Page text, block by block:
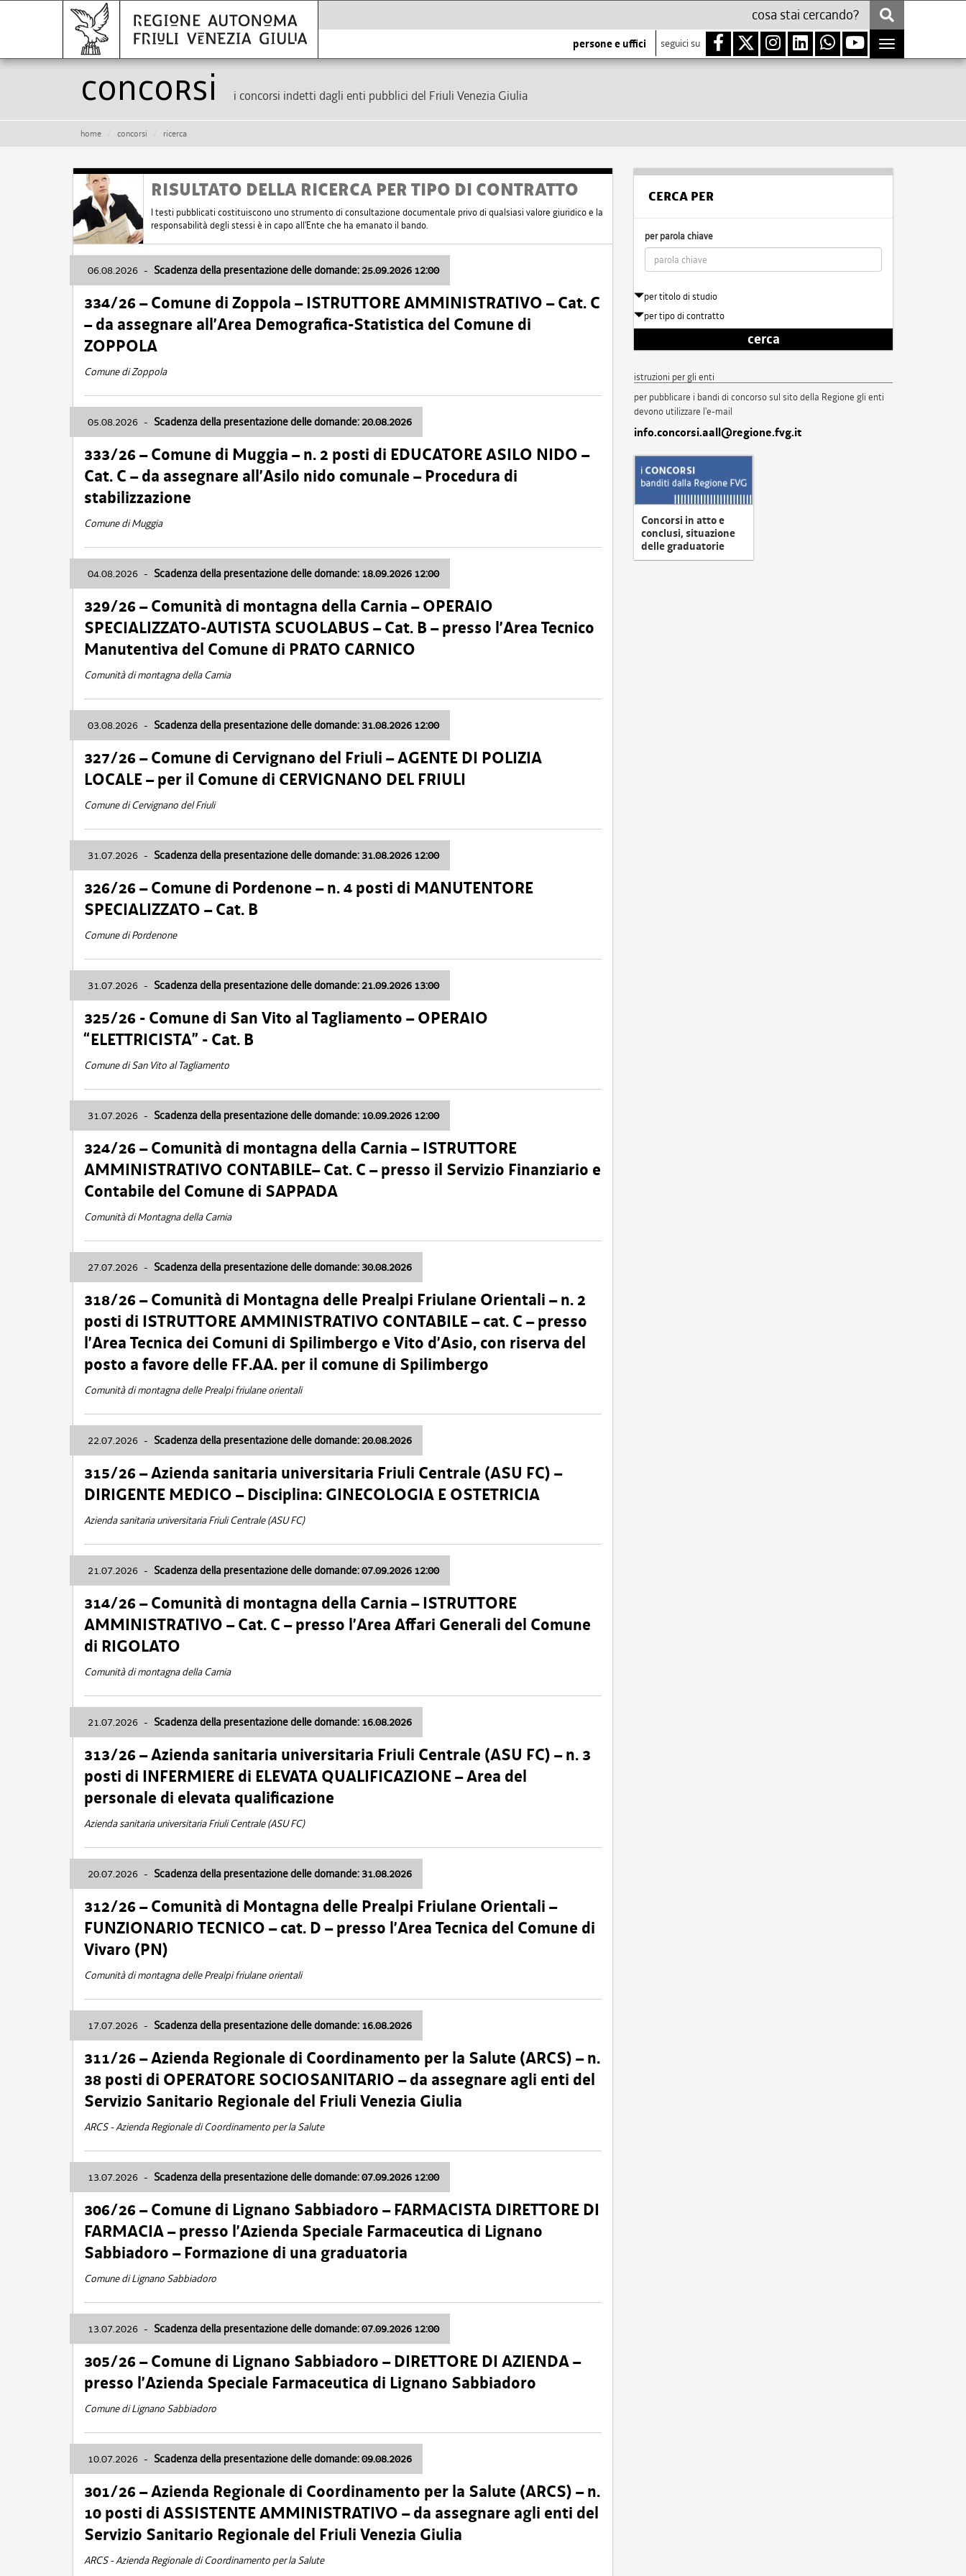
persone e uffici seguici su
Toggle
navigation
Concorsi i concorsi indetti dagli enti pubblici del Friuli Venezia Giulia
home concorsi ricerca
RISULTATO DELLA RICERCA PER TIPO DI CONTRATTO
I testi pubblicati costituiscono uno strumento di consultazione documentale privo di qualsiasi valore giuridico e la
responsabilità degli stessi è in capo all'Ente che ha emanato il bando.
06.08.2026 - Scadenza della presentazione delle domande: 25.09.2026 12:00
334/26 – Comune di Zoppola – ISTRUTTORE AMMINISTRATIVO – Cat. C
– da assegnare all’Area Demografica-Statistica del Comune di
ZOPPOLA
Comune di Zoppola
05.08.2026 - Scadenza della presentazione delle domande: 20.08.2026
333/26 – Comune di Muggia – n. 2 posti di EDUCATORE ASILO NIDO –
Cat. C – da assegnare all’Asilo nido comunale – Procedura di
stabilizzazione
Comune di Muggia
04.08.2026 - Scadenza della presentazione delle domande: 18.09.2026 12:00
329/26 – Comunità di montagna della Carnia – OPERAIO
SPECIALIZZATO-AUTISTA SCUOLABUS – Cat. B – presso l’Area Tecnico
Manutentiva del Comune di PRATO CARNICO
Comunità di montagna della Carnia
03.08.2026 - Scadenza della presentazione delle domande: 31.08.2026 12:00
327/26 – Comune di Cervignano del Friuli – AGENTE DI POLIZIA
LOCALE – per il Comune di CERVIGNANO DEL FRIULI
Comune di Cervignano del Friuli
31.07.2026 - Scadenza della presentazione delle domande: 31.08.2026 12:00
326/26 – Comune di Pordenone – n. 4 posti di MANUTENTORE
SPECIALIZZATO – Cat. B
Comune di Pordenone
31.07.2026 - Scadenza della presentazione delle domande: 21.09.2026 13:00
325/26 - Comune di San Vito al Tagliamento – OPERAIO
“ELETTRICISTA” - Cat. B
Comune di San Vito al Tagliamento
31.07.2026 - Scadenza della presentazione delle domande: 10.09.2026 12:00
324/26 – Comunità di montagna della Carnia – ISTRUTTORE
AMMINISTRATIVO CONTABILE– Cat. C – presso il Servizio Finanziario e
Contabile del Comune di SAPPADA
Comunità di Montagna della Carnia
27.07.2026 - Scadenza della presentazione delle domande: 30.08.2026
318/26 – Comunità di Montagna delle Prealpi Friulane Orientali – n. 2
posti di ISTRUTTORE AMMINISTRATIVO CONTABILE – cat. C – presso
l’Area Tecnica dei Comuni di Spilimbergo e Vito d’Asio, con riserva del
posto a favore delle FF.AA. per il comune di Spilimbergo
Comunità di montagna delle Prealpi friulane orientali
22.07.2026 - Scadenza della presentazione delle domande: 20.08.2026
315/26 – Azienda sanitaria universitaria Friuli Centrale (ASU FC) –
DIRIGENTE MEDICO – Disciplina: GINECOLOGIA E OSTETRICIA
Azienda sanitaria universitaria Friuli Centrale (ASU FC)
21.07.2026 - Scadenza della presentazione delle domande: 07.09.2026 12:00
314/26 – Comunità di montagna della Carnia – ISTRUTTORE
AMMINISTRATIVO – Cat. C – presso l’Area Affari Generali del Comune
di RIGOLATO
Comunità di montagna della Carnia
21.07.2026 - Scadenza della presentazione delle domande: 16.08.2026
313/26 – Azienda sanitaria universitaria Friuli Centrale (ASU FC) – n. 3
posti di INFERMIERE di ELEVATA QUALIFICAZIONE – Area del
personale di elevata qualificazione
Azienda sanitaria universitaria Friuli Centrale (ASU FC)
20.07.2026 - Scadenza della presentazione delle domande: 31.08.2026
312/26 – Comunità di Montagna delle Prealpi Friulane Orientali –
FUNZIONARIO TECNICO – cat. D – presso l’Area Tecnica del Comune di
Vivaro (PN)
Comunità di montagna delle Prealpi friulane orientali
17.07.2026 - Scadenza della presentazione delle domande: 16.08.2026
311/26 – Azienda Regionale di Coordinamento per la Salute (ARCS) – n.
38 posti di OPERATORE SOCIOSANITARIO – da assegnare agli enti del
Servizio Sanitario Regionale del Friuli Venezia Giulia
ARCS - Azienda Regionale di Coordinamento per la Salute
13.07.2026 - Scadenza della presentazione delle domande: 07.09.2026 12:00
306/26 – Comune di Lignano Sabbiadoro – FARMACISTA DIRETTORE DI
FARMACIA – presso l’Azienda Speciale Farmaceutica di Lignano
Sabbiadoro – Formazione di una graduatoria
Comune di Lignano Sabbiadoro
13.07.2026 - Scadenza della presentazione delle domande: 07.09.2026 12:00
305/26 – Comune di Lignano Sabbiadoro – DIRETTORE DI AZIENDA –
presso l’Azienda Speciale Farmaceutica di Lignano Sabbiadoro
Comune di Lignano Sabbiadoro
10.07.2026 - Scadenza della presentazione delle domande: 09.08.2026
301/26 – Azienda Regionale di Coordinamento per la Salute (ARCS) – n.
10 posti di ASSISTENTE AMMINISTRATIVO – da assegnare agli enti del
Servizio Sanitario Regionale del Friuli Venezia Giulia
ARCS - Azienda Regionale di Coordinamento per la Salute
CERCA PER
per parola chiave
per titolo di studio
per tipo di contratto
cerca
istruzioni per gli enti
per pubblicare i bandi di concorso sul sito della Regione gli enti
devono utilizzare l'e-mail
info.concorsi.aall@regione.fvg.it
Concorsi in atto e
conclusi, situazione
delle graduatorie